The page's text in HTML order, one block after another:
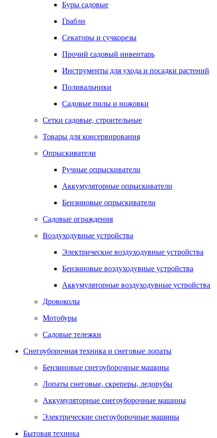
Буры садовые
Грабли
Секаторы и сучкорезы
Прочий садовый инвентарь
Инструменты для ухода и посадки растений
Поливальники
Садовые пилы и ножовки
Сетки садовые, строительные
Товары для консервирования
Опрыскиватели
Ручные опрыскиватели
Аккумуляторные опрыскиватели
Бензиновые опрыскиватели
Садовые ограждения
Воздуходувные устройства
Электрические воздуходувные устройства
Бензиновые воздуходувные устройства
Аккумуляторные воздуходувные устройства
Дровоколы
Мотобуры
Садовые тележки
Снегоуборочная техника и снеговые лопаты
Бензиновые снегоуборочные машины
Лопаты снеговые, скреперы, ледорубы
Аккумуляторные снегоуборочные машины
Электрические снегоуборочные машины
Бытовая техника